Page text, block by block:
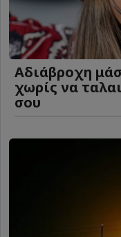
Αδιάβροχη
χωρίς να
σου